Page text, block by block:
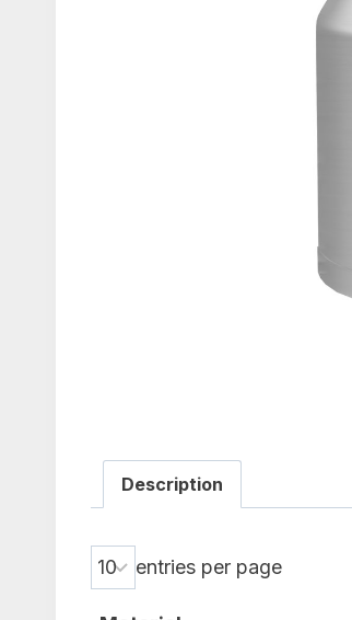
Description
entries per page